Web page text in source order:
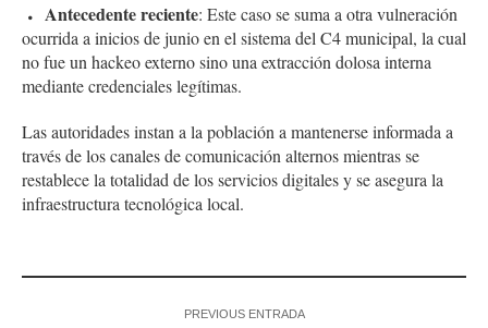
Antecedente reciente: Este caso se suma a otra vulneración
ocurrida a inicios de junio en el sistema del C4 municipal, la cual
no fue un hackeo externo sino una extracción dolosa interna
mediante credenciales legítimas.
Las autoridades instan a la población a mantenerse informada a
través de los canales de comunicación alternos mientras se
restablece la totalidad de los servicios digitales y se asegura la
infraestructura tecnológica local.
PREVIOUS ENTRADA